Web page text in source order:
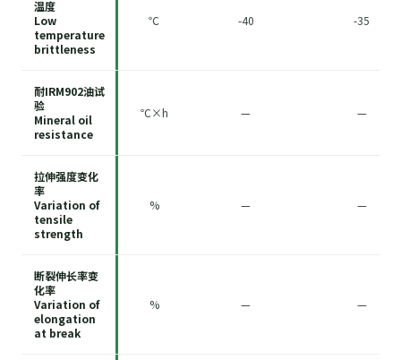
温度
Low
temperature
brittleness
℃ -40 -35
耐IRM902油试
验
Mineral oil
resistance
℃×h — —
拉伸强度变化
率
Variation of
tensile
strength
% — —
断裂伸长率变
化率
Variation of
elongation
at break
% — —